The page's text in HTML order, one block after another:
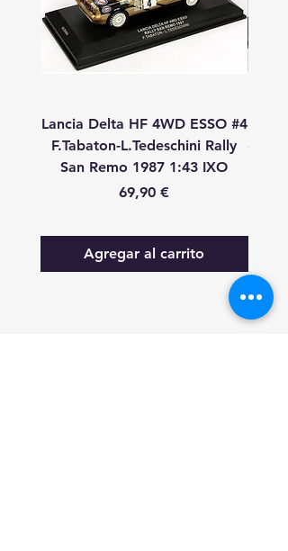
Lancia Delta HF 4WD ESSO #4
F.Tabaton-L.Tedeschini Rally
San Remo 1987 1:43 IXO
Precio
69,90 €
Agregar al carrito
#11